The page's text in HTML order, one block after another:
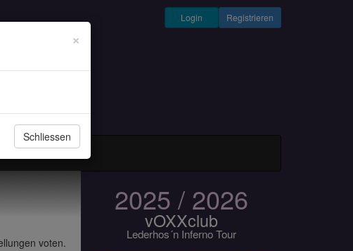
Registrieren
Login
voten.
×
Schliessen
2025 / 2026
vOXXclub
Lederhos´n Inferno Tour